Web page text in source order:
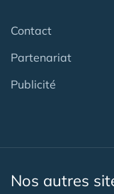
Contact
Partenariat
Publicité
Nos autres